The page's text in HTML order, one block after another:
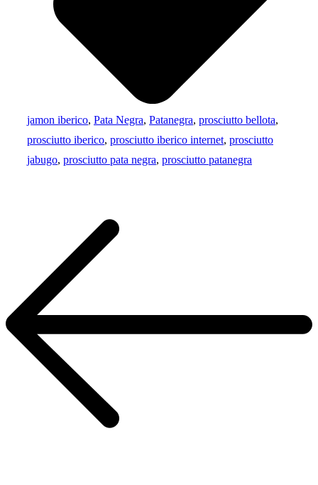
jamon iberico, Pata Negra, Patanegra, prosciutto bellota,
prosciutto iberico, prosciutto iberico internet, prosciutto
jabugo, prosciutto pata negra, prosciutto patanegra